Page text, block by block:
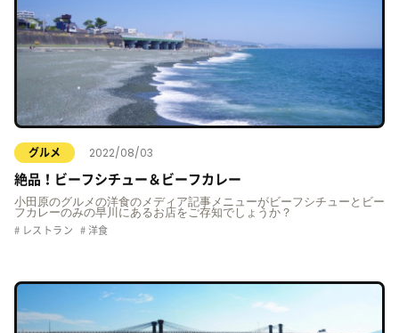
グルメ 2022/08/03
絶品！ビーフシチュー＆ビーフカレー
小田原のグルメの洋食のメディア記事メニューがビーフシチューとビー
フカレーのみの早川にあるお店をご存知でしょうか？
レストラン 洋食